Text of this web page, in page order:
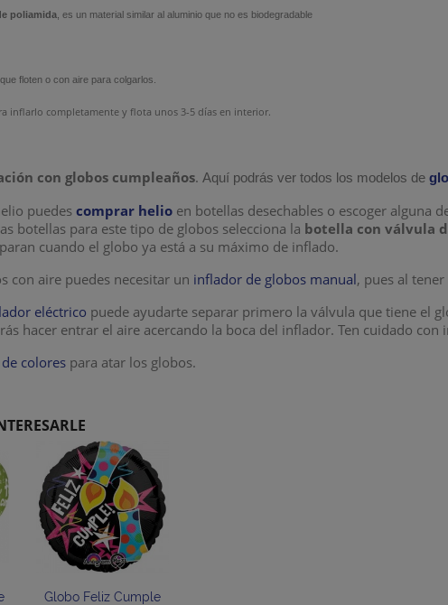
poliamida , es un material similar al aluminio que no es biodegradable
floten o con aire para colgarlos.
inflarlo completamente y flota unos 3-5 días en interior.
con globos cumpleaños.Aquí podrás ver todos los modelos de
puedescomprar helio en botellas desechables o escoger alguna
botellas para este tipo de globos selecciona la botella con válvula
cuando el globo ya está a su máximo de inflado.
con aire puedes necesitar un inflador de globos manual, pues al
eléctrico puede ayudarte separar primero la válvula que tiene el
hacer entrar el aire acercando la boca del inflador. Ten cuidado
colores para atar los globos.
Globo Feliz Cumple